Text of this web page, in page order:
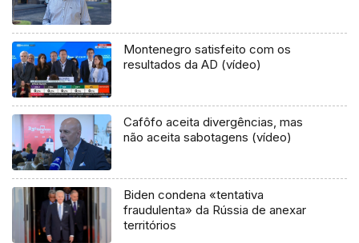
Montenegro satisfeito com os
resultados da AD (vídeo)
Cafôfo aceita divergências, mas
não aceita sabotagens (vídeo)
Biden condena «tentativa
fraudulenta» da Rússia de anexar
territórios